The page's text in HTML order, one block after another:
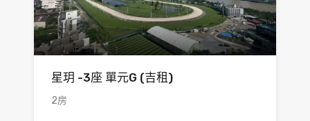
星玥 -3座 單元G (吉租)
2房